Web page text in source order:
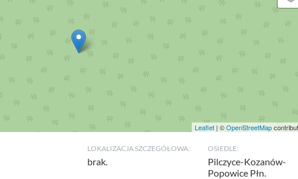
Leaflet| ©OpenStreetMap
LOKALIZACJA SZCZEGÓŁOWA:
brak.
OSIEDLE:
Pilczyce-Kozanów-
Popowice Płn.